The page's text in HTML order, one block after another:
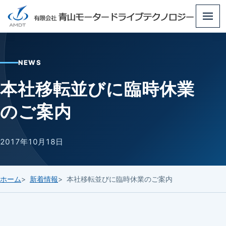
メ
NEWS
本社移転並びに臨時休業
のご案内
2017年10月18日
ホーム 新着情報 本社移転並びに臨時休業のご案内